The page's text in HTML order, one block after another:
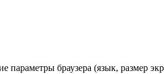
параметры браузера (язык, размер